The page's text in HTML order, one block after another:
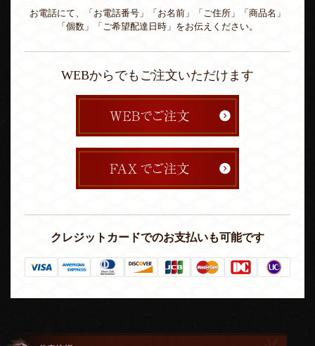
お電話にて、「お電話番号」「お名前」「ご住所」「商品名」
「個数」「ご希望配達日時」をお伝えください。
WEBからでもご注文いただけます
クレジットカードでのお支払いも可能です